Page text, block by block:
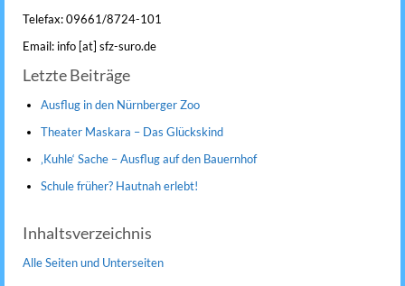
Telefax: 09661/8724-101
Email: info [at] sfz-suro.de
Letzte Beiträge
Ausflug in den Nürnberger Zoo
Theater Maskara – Das Glückskind
‚Kuhle‘ Sache – Ausflug auf den Bauernhof
Schule früher? Hautnah erlebt!
Inhaltsverzeichnis
Alle Seiten und Unterseiten